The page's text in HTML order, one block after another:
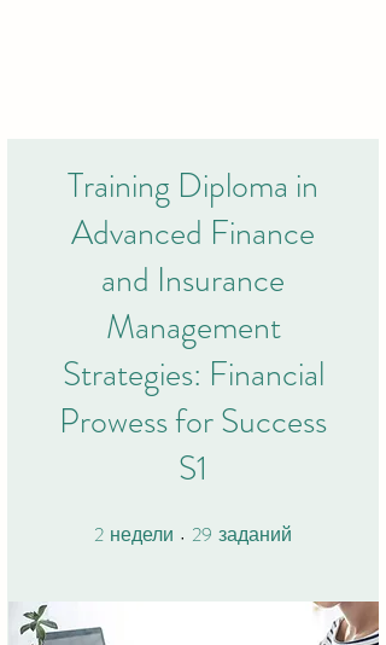
Training Diploma in
Advanced Finance
and Insurance
Management
Strategies: Financial
Prowess for Success
S1
2 недели 2 недели
29 заданий